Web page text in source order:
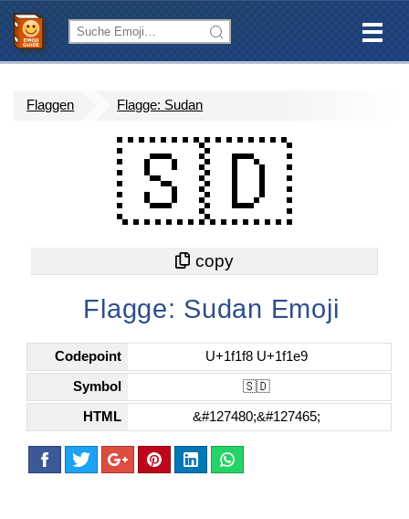
Flaggen Flagge: Sudan
🇸🇩
Flagge: Sudan Emoji
Codepoint U+1f1f8 U+1f1e9
Symbol 🇸🇩
HTML &#127480;&#127465;